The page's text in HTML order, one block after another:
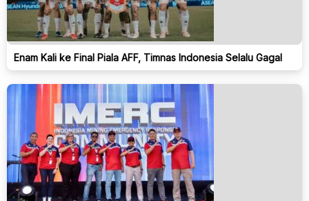
Enam Kali ke Final Piala AFF, Timnas Indonesia Selalu Gagal